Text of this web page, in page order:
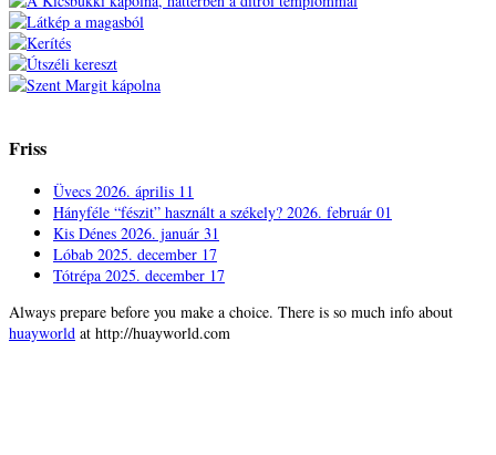
Friss
Üvecs 2026. április 11
Hányféle “fészit” használt a székely? 2026. február 01
Kis Dénes 2026. január 31
Lóbab 2025. december 17
Tótrépa 2025. december 17
Always prepare before you make a choice. There is so much info about
huayworld at http://huayworld.com